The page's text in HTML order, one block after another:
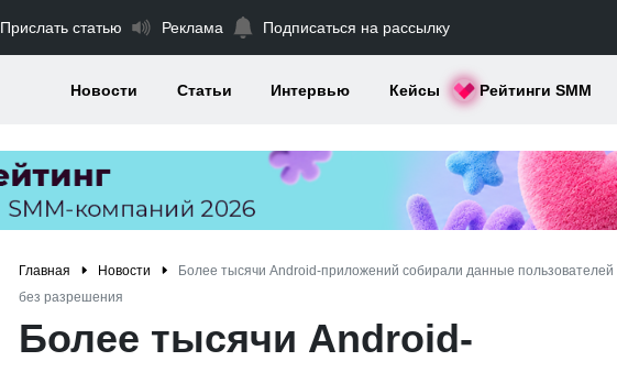
Прислать статью Реклама Подписаться на рассылку
Новости Статьи Интервью Кейсы Рейтинги SMM
Главная Новости
Более тысячи Android-приложений собирали данные пользователей
без разрешения
Более тысячи Android-